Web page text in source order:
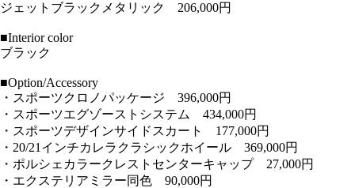
ジェットブラックメタリック 206,000円
■Interior color
ブラック
■Option/Accessory
・スポーツクロノパッケージ 396,000円
・スポーツエグゾーストシステム 434,000円
・スポーツデザインサイドスカート 177,000円
・20/21インチカレラクラシックホイール 369,000円
・ポルシェカラークレストセンターキャップ 27,000円
・エクステリアミラー同色 90,000円